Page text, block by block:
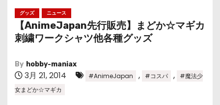
グッズ ニュース
【AnimeJapan先行販売】まどか☆マギカ
刺繍ワークシャツ他各種グッズ
By hobby-maniax
3月 21, 2014 #AnimeJapan , #コスパ ,
#魔法少
女まどか☆マギカ